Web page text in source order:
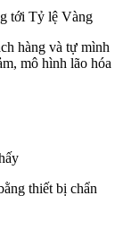
tới Tỷ lệ Vàng
hàng và tự mình
mô hình lão hóa
thiết bị chẩn